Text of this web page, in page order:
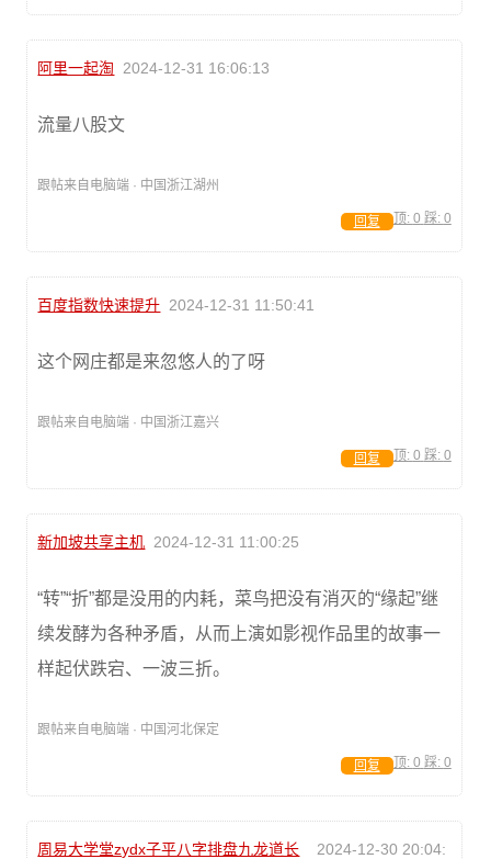
阿里一起淘 2024-12-31 16:06:13
流量八股文
跟帖来自电脑端 · 中国浙江湖州
顶: 0 踩: 0
回复
百度指数快速提升 2024-12-31 11:50:41
这个网庄都是来忽悠人的了呀
跟帖来自电脑端 · 中国浙江嘉兴
顶: 0 踩: 0
回复
新加坡共享主机 2024-12-31 11:00:25
“转”“折”都是没用的内耗，菜鸟把没有消灭的“缘起”继
续发酵为各种矛盾，从而上演如影视作品里的故事一
样起伏跌宕、一波三折。
跟帖来自电脑端 · 中国河北保定
顶: 0 踩: 0
回复
周易大学堂zydx子平八字排盘九龙道长
2024-12-30 20:04: